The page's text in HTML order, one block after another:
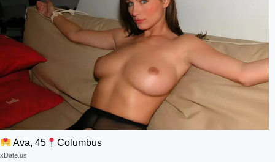
Ava, 45 Columbus
xDate.us